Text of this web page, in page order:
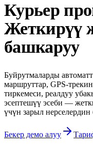
Курьер
Жеткирүү
башкаруу
Буйрутмаларды
маршруттар, GPS-
тиркемеси, реалдуу
эсептешүү эсеби —
үчүн зарыл
Бекер демо алуу